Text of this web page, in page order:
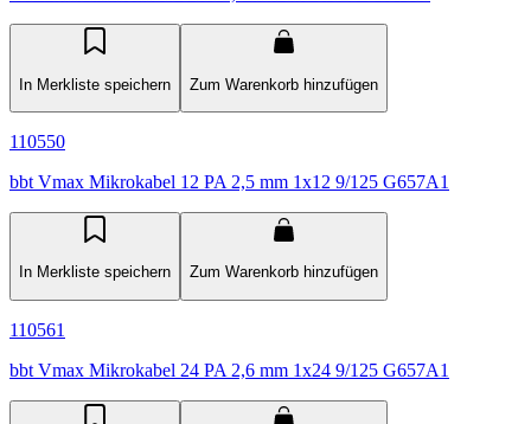
In Merkliste speichern Zum Warenkorb hinzufügen
110550
bbt Vmax Mikrokabel 12 PA 2,5 mm 1x12 9/125 G657A1
In Merkliste speichern Zum Warenkorb hinzufügen
110561
bbt Vmax Mikrokabel 24 PA 2,6 mm 1x24 9/125 G657A1